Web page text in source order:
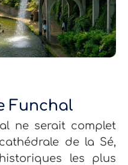
Funchal
ne serait complet
de la Sé,
les plus